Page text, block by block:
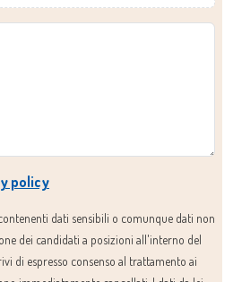
policy
dati sensibili o comunque dati non
dei candidati a posizioni all'interno del
di espresso consenso al trattamento ai